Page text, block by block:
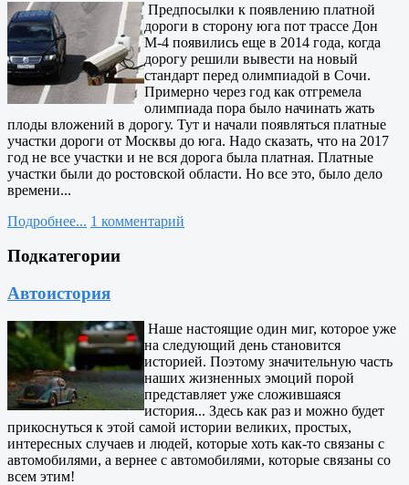
Предпосылки к появлению платной
дороги в сторону юга пот трассе Дон
М-4 появились еще в 2014 года, когда
дорогу решили вывести на новый
стандарт перед олимпиадой в Сочи.
Примерно через год как отгремела
олимпиада пора было начинать жать
плоды вложений в дорогу. Тут и начали появляться платные
участки дороги от Москвы до юга. Надо сказать, что на 2017
год не все участки и не вся дорога была платная. Платные
участки были до ростовской области. Но все это, было дело
времени...
Подробнее... 1 комментарий
Подкатегории
Автоистория
Наше настоящие один миг, которое уже
на следующий день становится
историей. Поэтому значительную часть
наших жизненных эмоций порой
представляет уже сложившаяся
история... Здесь как раз и можно будет
прикоснуться к этой самой истории великих, простых,
интересных случаев и людей, которые хоть как-то связаны с
автомобилями, а вернее с автомобилями, которые связаны со
всем этим!